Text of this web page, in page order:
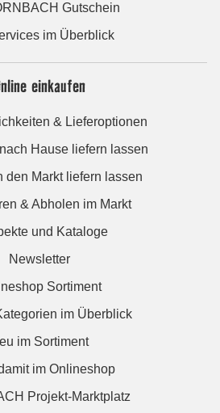
Gutschein
im Überblick
einkaufen
& Lieferoptionen
Hause liefern lassen
den Markt liefern lassen
& Abholen im Markt
und Kataloge
Newsletter
Sortiment
im Überblick
im Sortiment
im Onlineshop
Projekt-Marktplatz